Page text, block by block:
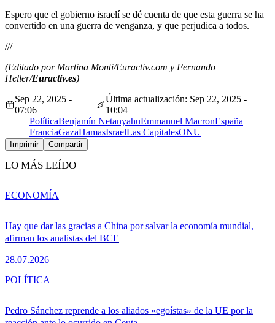
Espero que el gobierno israelí se dé cuenta de que esta guerra se ha
convertido en una guerra de venganza, y que perjudica a todos.
///
(Editado por Martina Monti/Euractiv.com y Fernando
Heller/Euractiv.es)
Sep 22, 2025 -
07:06
Última actualización: Sep 22, 2025 -
10:04
PolíticaBenjamín NetanyahuEmmanuel MacronEspaña
FranciaGazaHamasIsraelLas CapitalesONU
Imprimir Compartir
LO MÁS LEÍDO
Hay que dar las gracias a China por salvar la economía mundial,
afirman los analistas del BCE
28.07.2026
ECONOMÍA
Pedro Sánchez reprende a los aliados «egoístas» de la UE por la
POLÍTICA